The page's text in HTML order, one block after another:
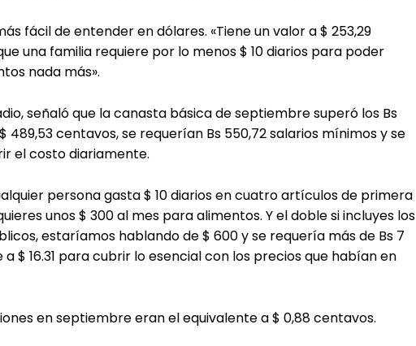
fácil de entender en dólares. «Tiene un valor a $ 253,29
una familia requiere por lo menos $ 10 diarios para poder
nada más».
señaló que la canasta básica de septiembre superó los Bs
489,53 centavos, se requerían Bs 550,72 salarios mínimos y se
el costo diariamente.
persona gasta $ 10 diarios en cuatro artículos de primera
unos $ 300 al mes para alimentos. Y el doble si incluyes los
estaríamos hablando de $ 600 y se requería más de Bs 7
$ 16.31 para cubrir lo esencial con los precios que habían en
en septiembre eran el equivalente a $ 0,88 centavos.